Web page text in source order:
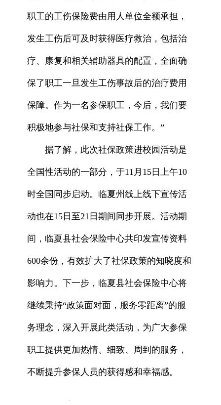
职工的工伤保险费由用人单位全额承担，
发生工伤后可及时获得医疗救治，包括治
疗、康复和相关辅助器具的配置，全面确
保了职工一旦发生工伤事故后的治疗费用
保障。作为一名参保职工，今后，我们要
积极地参与社保和支持社保工作。”
据了解，此次社保政策进校园活动是
全国性活动的一部分，于11月15日上午10
时全国同步启动。临夏州线上线下宣传活
动也在15日至21日期间同步开展。活动期
间，临夏县社会保险中心共印发宣传资料
600余份，有效扩大了社保政策的知晓度和
影响力。下一步，临夏县社会保险中心将
继续秉持“政策面对面，服务零距离”的服
务理念，深入开展此类活动，为广大参保
职工提供更加热情、细致、周到的服务，
不断提升参保人员的获得感和幸福感。
x